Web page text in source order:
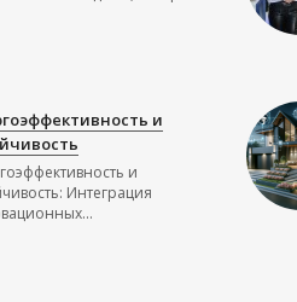
и
и
Интеграция